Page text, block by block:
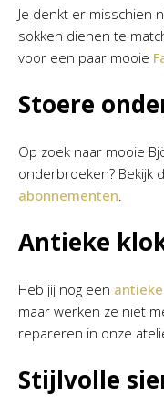
Je denkt er misschien
sokken dienen te
voor een paar mooie
Stoere
Op zoek naar mooie
onderbroeken? Bekijk
abonnementen.
Antieke
Heb jij nog een
maar werken ze niet
repareren in onze
Stijlvolle